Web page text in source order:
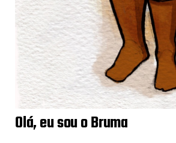
Olá, eu sou o Bruma